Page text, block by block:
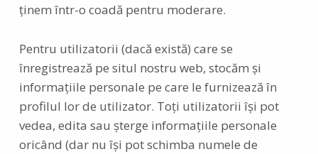
ținem într-o coadă pentru moderare.
Pentru utilizatorii (dacă există) care se
înregistrează pe situl nostru web, stocăm și
informațiile personale pe care le furnizează în
profilul lor de utilizator. Toți utilizatorii își pot
vedea, edita sau șterge informațiile personale
oricând (dar nu își pot schimba numele de